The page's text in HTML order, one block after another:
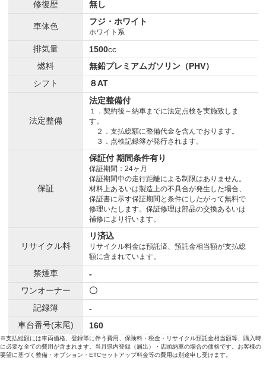
修復歴
無し
車体色 フジ・ホワイト
ホワイト系
排気量 1500cc
燃料
無鉛プレミアムガソリン（PHV）
シフト
８AT
法定整備
法定整備付
１．契約後～納車までに法定点検を実施致しま
す。
２．支払総額に整備代金を含んでおります。
３．点検記録簿が発行されます。
保証
保証付 期間条件有り
保証期間：24ヶ月
保証期間中の走行距離による制限はありません。
材料上あるいは製造上の不具合が発生した場合、
保証書に示す保証期間と条件にしたがって無料で
修理いたします。保証修理は部品の交換あるいは
補修により行います。
リサイクル料
リ済込
リサイクル料金は預託済、預託金相当額が支払総
額に含まれています。
禁煙車
-
ワンオーナー
〇
記録簿
-
車台番号(末尾)
160
※支払総額には車両価格、登録等に伴う費用、保険料・税金・リサイクル預託金相当額等、購入時
に必要な全ての費用が含まれます。当月県内登録（届出）・店頭納車の場合の価格です。お客様の
要望に基づく整備・オプション・ETCセットアップ料金等の費用は別途申し受けます。